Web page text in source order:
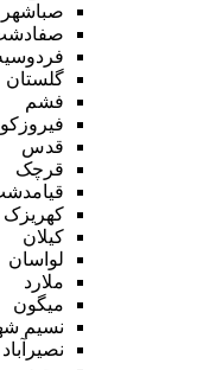
صباشهر
گلستان
فشم
قدس
قرچک
کهریزک
کیلان
لواسان
ملارد
میگون
نسیم
نصیرآباد